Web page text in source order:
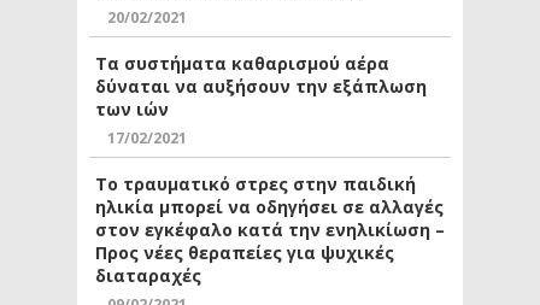
20/02/2021
Τα συστήματα καθαρισμού αέρα
δύναται να αυξήσουν την εξάπλωση
των ιών
17/02/2021
Το τραυματικό στρες στην παιδική
ηλικία μπορεί να οδηγήσει σε αλλαγές
στον εγκέφαλο κατά την ενηλικίωση –
Προς νέες θεραπείες για ψυχικές
διαταραχές